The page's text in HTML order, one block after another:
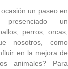
un paseo en
un
perros, orcas,
nosotros, como
en la mejora de
animales? Para